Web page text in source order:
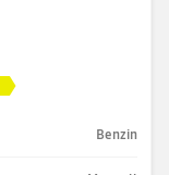
Benzin